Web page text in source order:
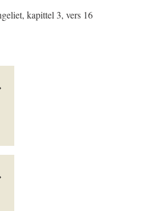
kapittel 3, vers 16